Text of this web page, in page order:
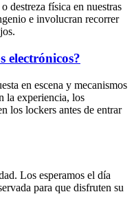
destreza física en nuestras
e involucran recorrer
electrónicos?
en escena y mecanismos
la experiencia, los
los lockers antes de entrar
Los esperamos el día
para que disfruten su